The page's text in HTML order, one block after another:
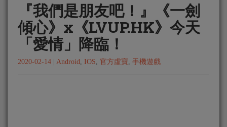
『我們是朋友吧！』《一劍
傾心》x《LVUP.HK》今天
「愛情」降臨！
2020-02-14 Android, IOS, 官方虛寶, 手機遊戲